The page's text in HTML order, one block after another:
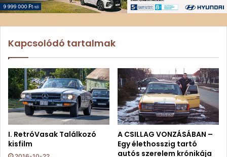
Kapcsolódó tartalmak
I. RetróVasak Találkozó
kisfilm
A CSILLAG VONZÁSÁBAN –
Egy élethosszig tartó
autós szerelem krónikája